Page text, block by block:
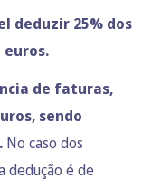
deduzir 25% dos
euros.
de faturas,
sendo
No caso dos
dedução é de